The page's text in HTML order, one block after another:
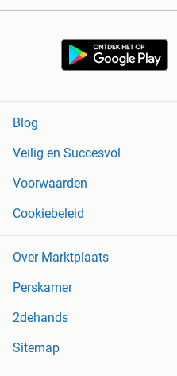
Blog
Veilig en Succesvol
Voorwaarden
Cookiebeleid
Over Marktplaats
Perskamer
2dehands
Sitemap